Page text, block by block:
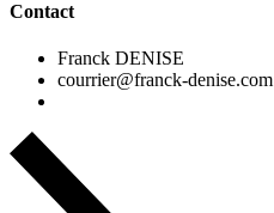
Contact
Franck DENISE
courrier@franck-denise.com